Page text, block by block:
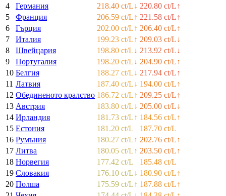
4
Германия 218.40 ct/L↓ 220.80 ct/L↑
5
Франция 206.59 ct/L↑ 221.58 ct/L↑
6
Гърция 202.00 ct/L↑ 206.40 ct/L↑
7
Италия 199.23 ct/L↑ 209.03 ct/L↓
8
Швейцария 198.80 ct/L↓ 213.92 ct/L↓
9
Португалия 198.20 ct/L↓ 204.90 ct/L↑
10 Белгия 188.27 ct/L↓ 217.94 ct/L↑
11 Латвия 187.40 ct/L↓ 194.00 ct/L↑
12 Обединеното кралство 186.72 ct/L↑ 209.25 ct/L↑
13 Австрия 183.80 ct/L↓ 205.00 ct/L↓
14 Ирландия 181.73 ct/L↑ 184.56 ct/L↑
15 Естония 181.20 ct/L
187.70 ct/L
16 Румъния 180.27 ct/L↑ 202.76 ct/L↑
17 Литва 180.05 ct/L↑ 203.50 ct/L↑
18 Норвегия 177.42 ct/L
185.48 ct/L
19 Словакия 176.10 ct/L↓ 180.90 ct/L↑
20 Полша 175.59 ct/L↑ 187.88 ct/L↑